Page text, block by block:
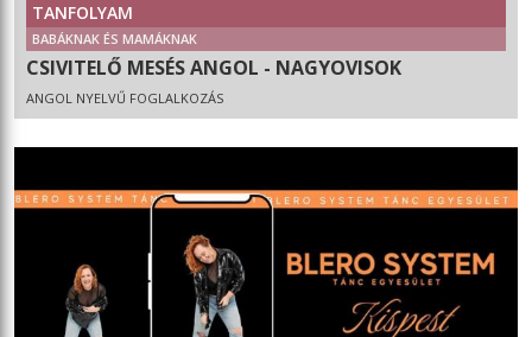
TANFOLYAM
BABÁKNAK ÉS MAMÁKNAK
CSIVITELŐ MESÉS ANGOL - NAGYOVISOK
ANGOL NYELVŰ FOGLALKOZÁS